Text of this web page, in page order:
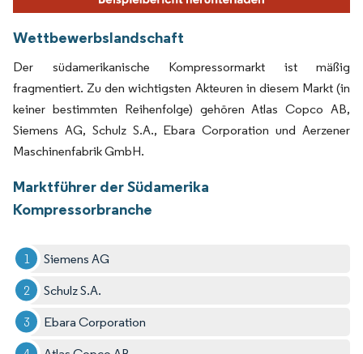
Wettbewerbslandschaft
Der südamerikanische Kompressormarkt ist mäßig
fragmentiert. Zu den wichtigsten Akteuren in diesem Markt (in
keiner bestimmten Reihenfolge) gehören Atlas Copco AB,
Siemens AG, Schulz S.A., Ebara Corporation und Aerzener
Maschinenfabrik GmbH.
Marktführer der Südamerika
Kompressorbranche
Siemens AG
Schulz S.A.
Ebara Corporation